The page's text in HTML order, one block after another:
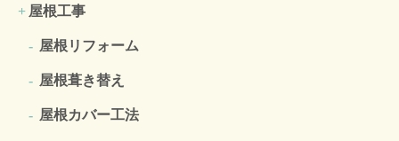
屋根工事
屋根リフォーム
屋根葺き替え
屋根カバー工法